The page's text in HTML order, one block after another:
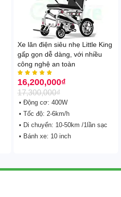
Xe lăn điện siêu nhẹ Little King
gấp gọn dễ dàng, với nhiều
công nghệ an toàn
    
17,300,000₫
16,200,000₫
• Động cơ: 400W
• Tốc độ: 2-6km/h
• Di chuyển: 10-50km /1lần sạc
• Bánh xe: 10 inch